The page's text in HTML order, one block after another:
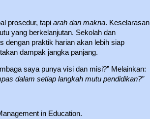
prosedur, tapi arah dan makna. Keselarasan
yang berkelanjutan. Sekolah dan
dengan praktik harian akan lebih siap
dampak jangka panjang.
saya punya visi dan misi?” Melainkan:
dalam setiap langkah mutu pendidikan?”
in Education.